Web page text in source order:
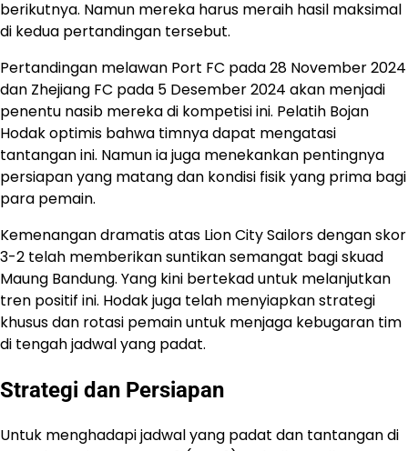
berikutnya. Namun mereka harus meraih hasil maksimal
di kedua pertandingan tersebut.
Pertandingan melawan Port FC pada 28 November 2024
dan Zhejiang FC pada 5 Desember 2024 akan menjadi
penentu nasib mereka di kompetisi ini. Pelatih Bojan
Hodak optimis bahwa timnya dapat mengatasi
tantangan ini. Namun ia juga menekankan pentingnya
persiapan yang matang dan kondisi fisik yang prima bagi
para pemain.
Kemenangan dramatis atas Lion City Sailors dengan skor
3-2 telah memberikan suntikan semangat bagi skuad
Maung Bandung. Yang kini bertekad untuk melanjutkan
tren positif ini. Hodak juga telah menyiapkan strategi
khusus dan rotasi pemain untuk menjaga kebugaran tim
di tengah jadwal yang padat.
Strategi dan Persiapan
Untuk menghadapi jadwal yang padat dan tantangan di